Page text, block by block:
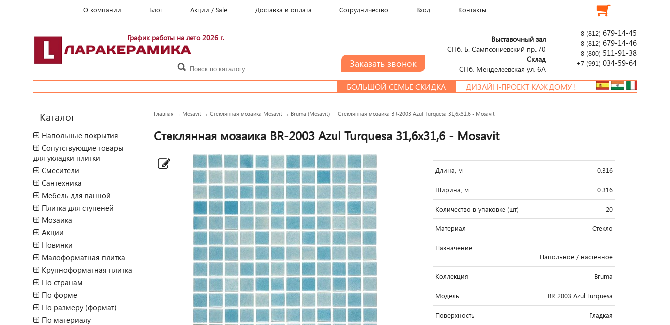
О компании Блог Акции / Sale Доставка и оплата Сотрудничество Вход Контакты . . .
График работы на лето 2026 г. 8 (812) 679-14-45
8 (812) 679-14-46
8 (800) 511-91-38
+7 (991) 034-59-64
Выставочный зал
СПб, Б. Сампсониевский пр.,70
Склад
СПб, Менделеевcкая ул, 6А
БОЛЬШОЙ СЕМЬЕ СКИДКА ДИЗАЙН-ПРОЕКТ КАЖДОМУ !
Каталог
Напольные покрытия
Сопутствующие товары
для укладки плитки
Смесители
Сантехника
Мебель для ванной
Плитка для ступеней
Мозаика
Акции
Новинки
Малоформатная плитка
Крупноформатная плитка
По странам
По форме
По размеру (формат)
По материалу
Главная → Mosavit →Стеклянная мозаика Mosavit → Bruma (Mosavit) →Стеклянная мозаика BR-2003 Azul Turquesa 31,6x31,6 - Mosavit
Стеклянная мозаика BR-2003 Azul Turquesa 31,6x31,6 - Mosavit
Длина, м 0.316
Ширина, м 0.316
Количество в упаковке (шт) 20
Материал Стекло
Назначение
Напольное / настенное
Коллекция Bruma
Модель BR-2003 Azul Turquesa
Поверхность Гладкая